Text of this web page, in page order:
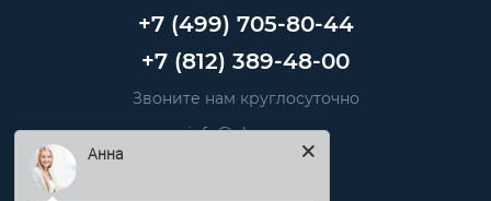
+7 (499) 705-80-44
+7 (812) 389-48-00
Звоните нам круглосуточно
info@pkmm.ru